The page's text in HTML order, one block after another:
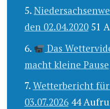
den 02.04.2020 51
Das
macht kleine Pause
Wetterbericht
03.07.2026 44